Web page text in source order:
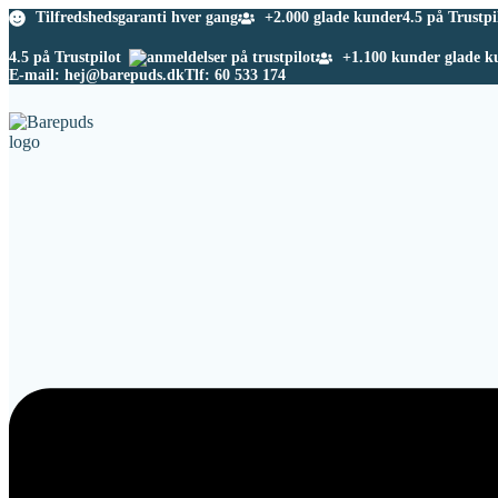
Tilfredshedsgaranti hver gang +2.000 glade kunder4.5 på
4.5 på Trustpilot
+1.100 kunder glade
E-mail: hej@barepuds.dkTlf: 60 533 174